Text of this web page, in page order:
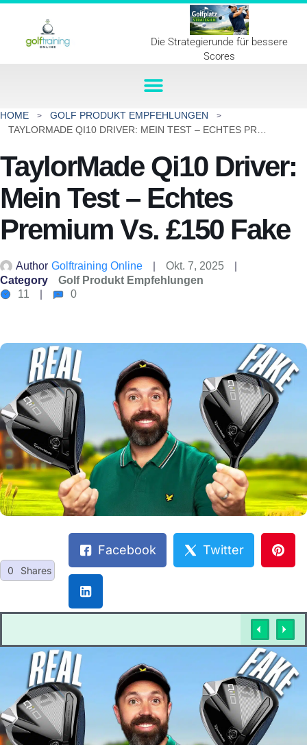
Die Strategierunde für bessere
Scores
HOME
GOLF PRODUKT EMPFEHLUNGEN
TaylorMade Qi10 Driver:
Mein Test – Echtes
Premium Vs. £150 Fake
Author Golftraining Online
Okt. 7, 2025
Category
Golf Produkt Empfehlungen
11
0
0 Shares
Facebook Twitter